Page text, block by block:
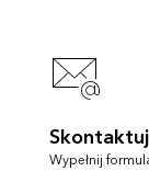
Wypełnij